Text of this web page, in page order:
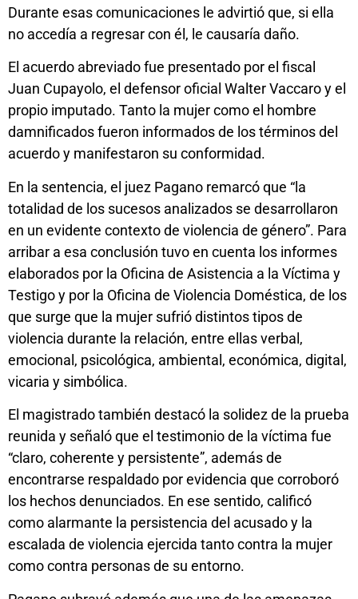
Durante esas comunicaciones le advirtió que, si ella
no accedía a regresar con él, le causaría daño.
El acuerdo abreviado fue presentado por el fiscal
Juan Cupayolo, el defensor oficial Walter Vaccaro y el
propio imputado. Tanto la mujer como el hombre
damnificados fueron informados de los términos del
acuerdo y manifestaron su conformidad.
En la sentencia, el juez Pagano remarcó que “la
totalidad de los sucesos analizados se desarrollaron
en un evidente contexto de violencia de género”. Para
arribar a esa conclusión tuvo en cuenta los informes
elaborados por la Oficina de Asistencia a la Víctima y
Testigo y por la Oficina de Violencia Doméstica, de los
que surge que la mujer sufrió distintos tipos de
violencia durante la relación, entre ellas verbal,
emocional, psicológica, ambiental, económica, digital,
vicaria y simbólica.
El magistrado también destacó la solidez de la prueba
reunida y señaló que el testimonio de la víctima fue
“claro, coherente y persistente”, además de
encontrarse respaldado por evidencia que corroboró
los hechos denunciados. En ese sentido, calificó
como alarmante la persistencia del acusado y la
escalada de violencia ejercida tanto contra la mujer
como contra personas de su entorno.